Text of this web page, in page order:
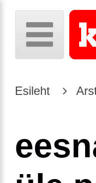
Esileht